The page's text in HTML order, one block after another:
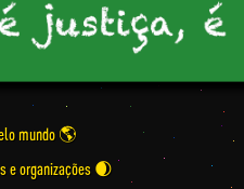
mundo
e organizações